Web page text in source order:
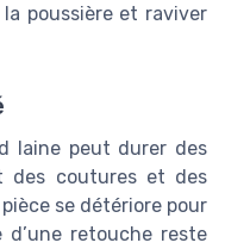
poussière et raviver
laine peut durer des
des coutures et des
se détériore pour
retouche reste